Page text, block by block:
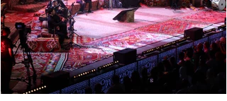
au moins 15 ans. Au-delà de la performance
l'artiste Kaso, cette soirée au Théâtre d'été de